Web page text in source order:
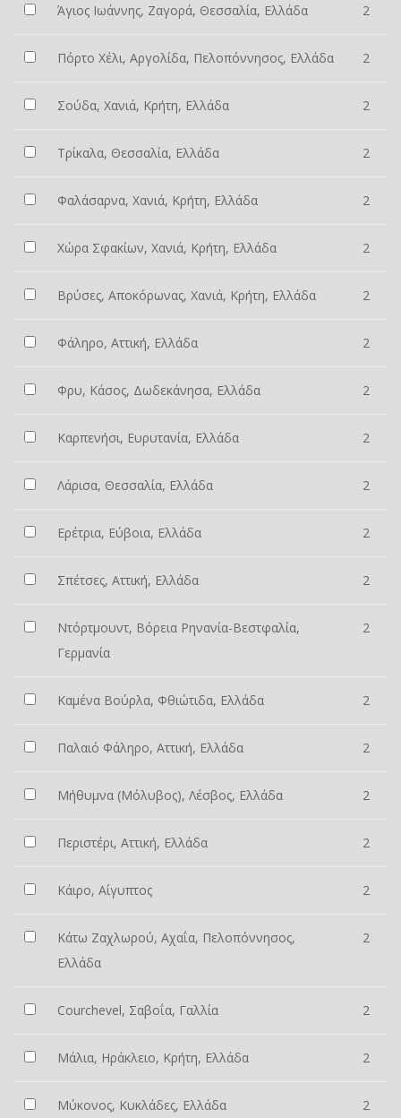
Άγιος Ιωάννης, Ζαγορά, Θεσσαλία, Ελλάδα 2
Πόρτο Χέλι, Αργολίδα, Πελοπόννησος, Ελλάδα 2
Σούδα, Χανιά, Κρήτη, Ελλάδα 2
Τρίκαλα, Θεσσαλία, Ελλάδα 2
Φαλάσαρνα, Χανιά, Κρήτη, Ελλάδα 2
Χώρα Σφακίων, Χανιά, Κρήτη, Ελλάδα 2
Βρύσες, Αποκόρωνας, Χανιά, Κρήτη, Ελλάδα 2
Φάληρο, Αττική, Ελλάδα 2
Φρυ, Κάσος, Δωδεκάνησα, Ελλάδα 2
Καρπενήσι, Ευρυτανία, Ελλάδα 2
Λάρισα, Θεσσαλία, Ελλάδα 2
Ερέτρια, Εύβοια, Ελλάδα 2
Σπέτσες, Αττική, Ελλάδα 2
Ντόρτμουντ, Βόρεια Ρηνανία-Βεστφαλία,
Γερμανία
2
Καμένα Βούρλα, Φθιώτιδα, Ελλάδα 2
Παλαιό Φάληρο, Αττική, Ελλάδα 2
Μήθυμνα (Μόλυβος), Λέσβος, Ελλάδα 2
Περιστέρι, Αττική, Ελλάδα 2
Κάιρο, Αίγυπτος 2
Κάτω Ζαχλωρού, Αχαΐα, Πελοπόννησος,
Ελλάδα
2
Courchevel, Σαβοΐα, Γαλλία 2
Μάλια, Ηράκλειο, Κρήτη, Ελλάδα 2
Μύκονος, Κυκλάδες, Ελλάδα 2